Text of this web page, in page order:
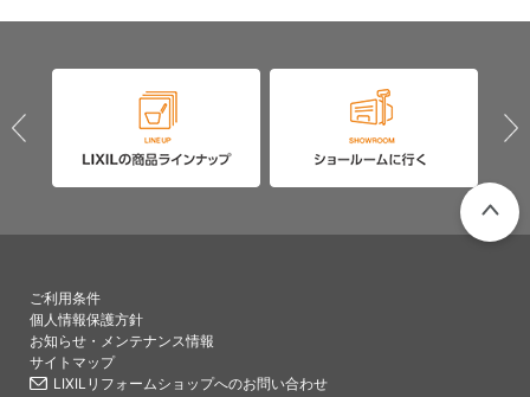
ご利用条件
個人情報保護方針
お知らせ・メンテナンス情報
サイトマップ
LIXILリフォームショップへのお問い合わせ